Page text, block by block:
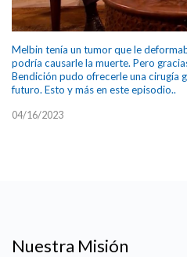
Melbin tenía un tumor que le
podría causarle la muerte. Pero
Bendición pudo ofrecerle una cirugía
futuro. Esto y más en este episodio..
04/16/2023
Nuestra Misión